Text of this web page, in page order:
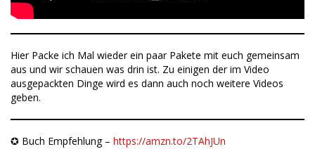
Hier Packe ich Mal wieder ein paar Pakete mit euch gemeinsam
aus und wir schauen was drin ist. Zu einigen der im Video
ausgepackten Dinge wird es dann auch noch weitere Videos
geben.
✪ Buch Empfehlung – https://amzn.to/2TAhJUn